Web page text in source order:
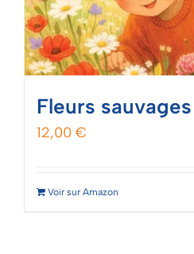
Fleurs sauvages
12,00 €
Voir sur Amazon